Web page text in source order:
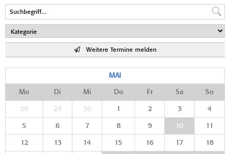
Weitere Termine melden
MAI
Mo Di Mi Do Fr Sa So
28 29 30 1 2 3 4
5 6 7 8 9 10 11
12 13 14 15 16 17 18